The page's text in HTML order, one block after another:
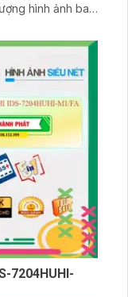
Camera mang lại
7204HUHI-